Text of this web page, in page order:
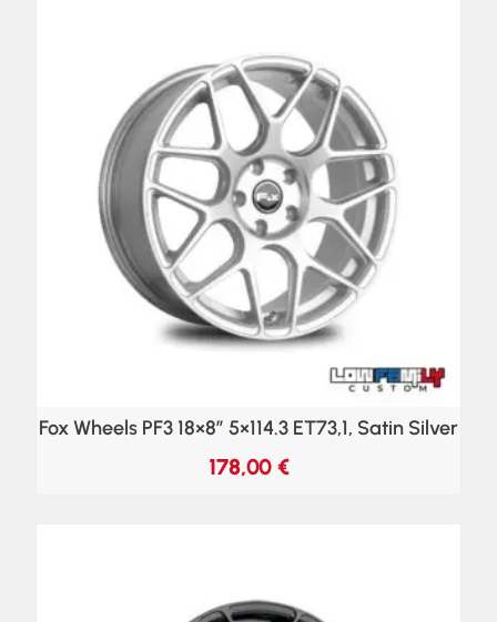
Fox Wheels PF3 18×8″ 5×114.3 ET73,1, Satin Silver
178,00 €